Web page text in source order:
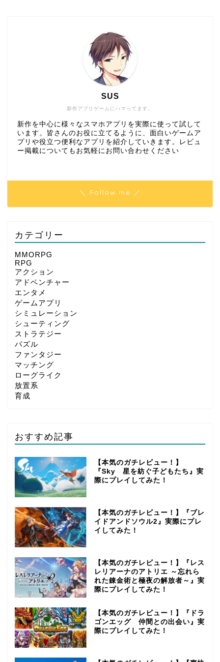
新作アプリゲームにハマってます。
SUS
新作を中心に様々なスマホアプリを実際に使って試して
います。皆さんのお役に立てるように、面白いゲームア
プリや役立つ便利なアプリを紹介していきます。レビュ
ー掲載についてもお気軽にお問い合わせください
＼ Follow me ／
カテゴリー
MMORPG
RPG
アクション
アドベンチャー
エンタメ
ゲームアプリ
シミュレーション
シューティング
ストラテジー
パズル
ファンタジー
マッチング
ローグライク
放置系
育成
おすすめ記事
【本気のガチレビュー！】
『Sky 星を紡ぐ子どもたち』実
際にプレイしてみた！
【本気のガチレビュー！】『ブレ
イドアンドソウル2』実際にプレ
イしてみた！
【本気のガチレビュー！】『レス
レリアーナのアトリエ ～忘れら
れた錬金術と極夜の解放者～』実
際にプレイしてみた！
【本気のガチレビュー！】『ドラ
ゴンエッグ 仲間との出会い』実
際にプレイしてみた！